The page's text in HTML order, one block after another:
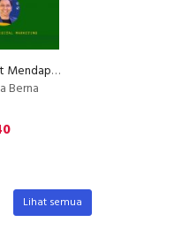
Cara Cepat Mendapatkan Banyak Income dari Webinar
Berna
Lihat semua